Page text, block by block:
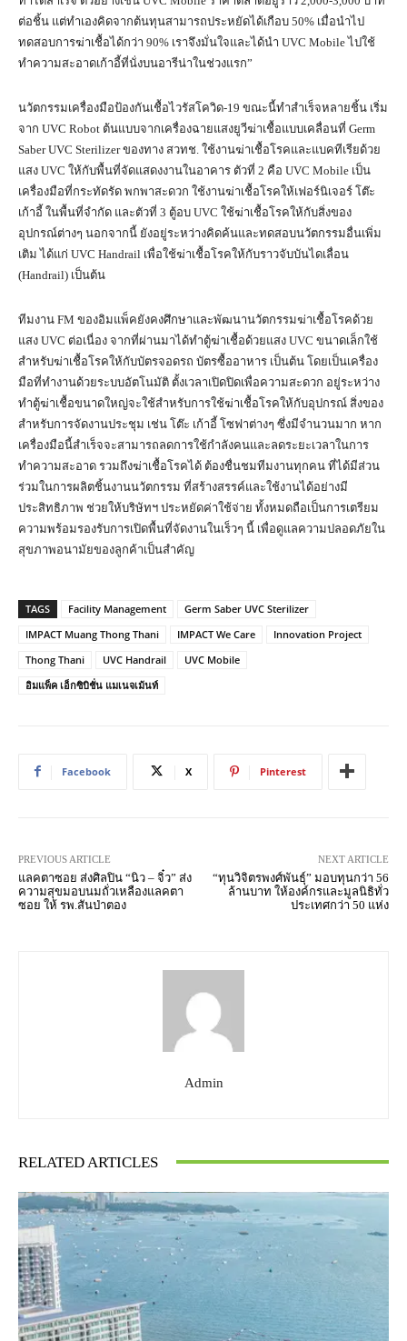
ต่อชิ้น แต่ทำเองคิดจากต้นทุนสามารถประหยัดได้เกือบ 50% เมื่อนำไป
ทดสอบการฆ่าเชื้อได้กว่า 90% เราจึงมั่นใจและได้นำ UVC Mobile ไปใช้
ทำความสะอาดเก้าอี้ที่นั่งบนอารีน่าในช่วงแรก”
นวัตกรรมเครื่องมือป้องกันเชื้อไวรัสโควิด-19 ขณะนี้ทำสำเร็จหลายชิ้น เริ่ม
จาก UVC Robot ต้นแบบจากเครื่องฉายแสงยูวีฆ่าเชื้อแบบเคลื่อนที่ Germ
Saber UVC Sterilizer ของทาง สวทช. ใช้งานฆ่าเชื้อโรคและแบคทีเรียด้วย
แสง UVC ให้กับพื้นที่จัดแสดงงานในอาคาร ตัวที่ 2 คือ UVC Mobile เป็น
เครื่องมือที่กระทัดรัด พกพาสะดวก ใช้งานฆ่าเชื้อโรคให้เฟอร์นิเจอร์ โต๊ะ
เก้าอี้ ในพื้นที่จำกัด และตัวที่ 3 ตู้อบ UVC ใช้ฆ่าเชื้อโรคให้กับสิ่งของ
อุปกรณ์ต่างๆ นอกจากนี้ ยังอยู่ระหว่างคิดค้นและทดสอบนวัตกรรมอื่นเพิ่ม
เติม ได้แก่ UVC Handrail เพื่อใช้ฆ่าเชื้อโรคให้กับราวจับบันไดเลื่อน
(Handrail) เป็นต้น
ทีมงาน FM ของอิมแพ็คยังคงศึกษาและพัฒนานวัตกรรมฆ่าเชื้อโรคด้วย
แสง UVC ต่อเนื่อง จากที่ผ่านมาได้ทำตู้ฆ่าเชื้อด้วยแสง UVC ขนาดเล็กใช้
สำหรับฆ่าเชื้อโรคให้กับบัตรจอดรถ บัตรซื้ออาหาร เป็นต้น โดยเป็นเครื่อง
มือที่ทำงานด้วยระบบอัตโนมัติ ตั้งเวลาเปิดปิดเพื่อความสะดวก อยู่ระหว่าง
ทำตู้ฆ่าเชื้อขนาดใหญ่จะใช้สำหรับการใช้ฆ่าเชื้อโรคให้กับอุปกรณ์ สิ่งของ
สำหรับการจัดงานประชุม เช่น โต๊ะ เก้าอี้ โซฟาต่างๆ ซึ่งมีจำนวนมาก หาก
เครื่องมือนี้สำเร็จจะสามารถลดการใช้กำลังคนและลดระยะเวลาในการ
ทำความสะอาด รวมถึงฆ่าเชื้อโรคได้ ต้องชื่นชมทีมงานทุกคน ที่ได้มีส่วน
ร่วมในการผลิตชิ้นงานนวัตกรรม ที่สร้างสรรค์และใช้งานได้อย่างมี
ประสิทธิภาพ ช่วยให้บริษัทฯ ประหยัดค่าใช้จ่าย ทั้งหมดถือเป็นการเตรียม
ความพร้อมรองรับการเปิดพื้นที่จัดงานในเร็วๆ นี้ เพื่อดูแลความปลอดภัยใน
สุขภาพอนามัยของลูกค้าเป็นสำคัญ
TAGS Facility Management
Germ Saber UVC Sterilizer
IMPACT Muang Thong Thani
IMPACT We Care
Innovation Project
Thong Thani
UVC Handrail
UVC Mobile
อิมแพ็ค เอ็กซิบิชั่น แมเนจเม้นท์
Facebook X Pinterest
PREVIOUS ARTICLE
แลคตาซอย ส่งศิลปิน “นิว – จิ๋ว” ส่ง
ความสุขมอบนมถั่วเหลืองแลคตา
ซอย ให้ รพ.สันป่าตอง
NEXT ARTICLE
“ทุนวิจิตรพงศ์พันธุ์” มอบทุนกว่า 56
ล้านบาท ให้องค์กรและมูลนิธิทั่ว
ประเทศกว่า 50 แห่ง
Admin
RELATED ARTICLES